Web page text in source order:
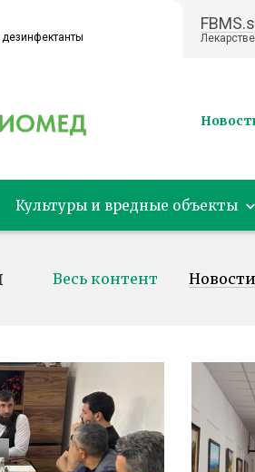
Культуры и вредные объекты
Весь контент Новости